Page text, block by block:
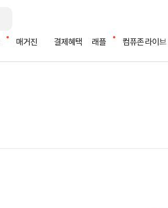
매거진 결제혜택 래플 컴퓨존 라이브